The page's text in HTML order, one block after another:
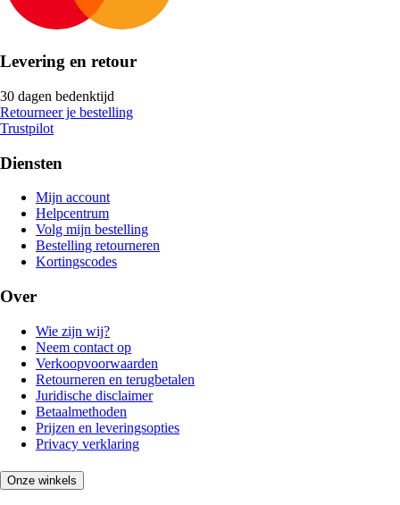
Levering en retour
30 dagen bedenktijd
Retourneer je bestelling
Trustpilot
Diensten
Mijn account
Helpcentrum
Volg mijn bestelling
Bestelling retourneren
Kortingscodes
Over
Wie zijn wij?
Neem contact op
Verkoopvoorwaarden
Retourneren en terugbetalen
Juridische disclaimer
Betaalmethoden
Prijzen en leveringsopties
Privacy verklaring
Onze winkels